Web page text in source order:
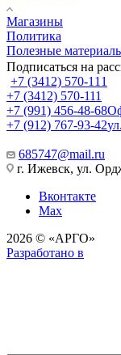
Магазины
Политика
Полезные
Подписаться на
+7 (3412) 570-111
+7 (3412) 570-111
+7 (991) 456-48-68
+7 (912) 767-93-42
685747@mail.ru
г. Ижевск, ул.
Вконтакте
Max
2026 © «АРГО»
Разработано в